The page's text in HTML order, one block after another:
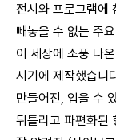
전시와 프로그램에
빼놓을 수 없는 주
이 세상에 소풍 나
시기에 제작했습니
만들어진, 입을 수
뒤틀리고 파편화된